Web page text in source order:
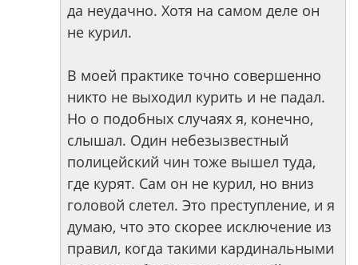
да неудачно. Хотя на самом деле он
не курил.
В моей практике точно совершенно
никто не выходил курить и не падал.
Но о подобных случаях я, конечно,
слышал. Один небезызвестный
полицейский чин тоже вышел туда,
где курят. Сам он не курил, но вниз
головой слетел. Это преступление, и я
думаю, что это скорее исключение из
правил, когда такими кардинальными